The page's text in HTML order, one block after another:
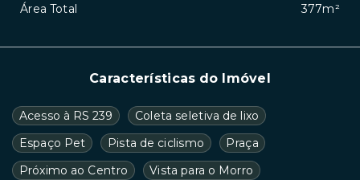
Características do Imóvel
Acesso à RS 239
Coleta seletiva de lixo
Espaço Pet
Pista de ciclismo
Praça
Próximo ao Centro
Vista para o Morro
Área Total
377m²